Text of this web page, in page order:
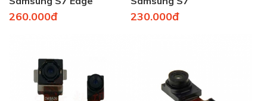
260.000đ 230.000đ